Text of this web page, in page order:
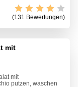
(131 Bewertungen)
mit
mit
putzen, waschen